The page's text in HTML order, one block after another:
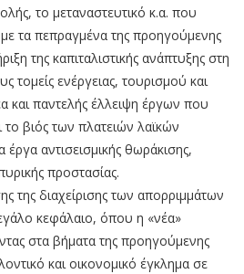
το μεταναστευτικό κ.α. που
με τα πεπραγμένα της προηγούμενης
της καπιταλιστικής ανάπτυξης στη
τομείς ενέργειας, τουρισμού και
και παντελής έλλειψη έργων που
βιός των πλατειών λαϊκών
αντισεισμικής θωράκισης,
προστασίας.
της διαχείρισης των απορριμμάτων
κεφάλαιο, όπου η «νέα»
στα βήματα της προηγούμενης
και οικονομικό έγκλημα σε